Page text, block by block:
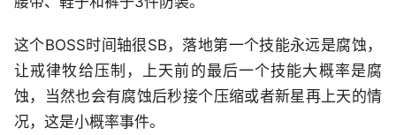
这个BOSS时间轴很SB，落地第一个技能永远是腐蚀，
让戒律牧给压制，上天前的最后一个技能大概率是腐
蚀，当然也会有腐蚀后秒接个压缩或者新星再上天的情
况，这是小概率事件。